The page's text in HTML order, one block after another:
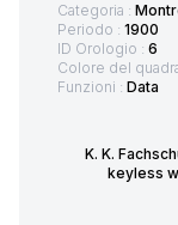
Categoria :
Periodo : 1900
ID Orologio : 6
Colore del
Funzioni : Data
K. K.
keyless